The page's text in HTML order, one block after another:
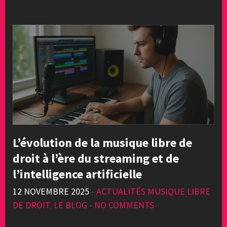
L’évolution de la musique libre de
droit à l’ère du streaming et de
l’intelligence artificielle
12 NOVEMBRE 2025 • ACTUALITÉS MUSIQUE LIBRE
DE DROIT, LE BLOG • NO COMMENTS